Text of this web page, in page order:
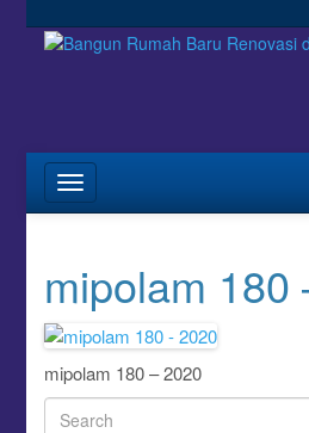
mipolam 180
mipolam 180 – 2020